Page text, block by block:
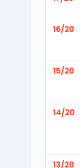
16/20
15/20
14/20
13/20